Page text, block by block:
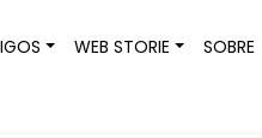
WEB STORIE SOBRE